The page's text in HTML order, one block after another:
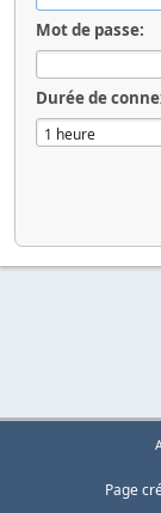
Mot de passe:
Durée de
Page